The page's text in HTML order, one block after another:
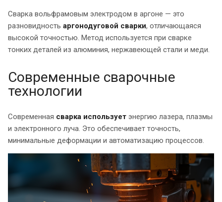
Сварка вольфрамовым электродом в аргоне — это
разновидность аргонодуговой сварки, отличающаяся
высокой точностью. Метод используется при сварке
тонких деталей из алюминия, нержавеющей стали и меди.
Современные сварочные
технологии
Современная сварка использует энергию лазера, плазмы
и электронного луча. Это обеспечивает точность,
минимальные деформации и автоматизацию процессов.